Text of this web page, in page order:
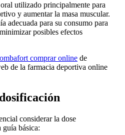
utilizado principalmente para
y aumentar la masa muscular.
adecuada para su consumo para
posibles efectos
comprar online de
de la farmacia deportiva online
considerar la dose
básica: